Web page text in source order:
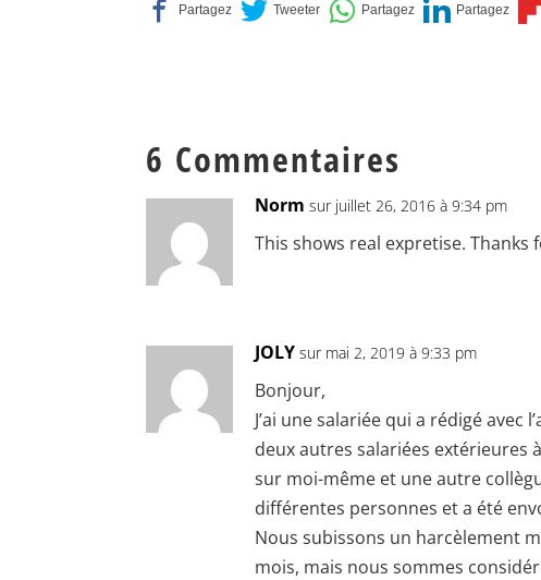
6 Commentaires
Norm sur juillet 26, 2016 à 9:34 pm
This shows real expretise. Thanks
JOLY sur mai 2, 2019 à 9:33 pm
Bonjour,
J’ai une salariée qui a rédigé avec
deux autres salariées
sur moi-même et une autre
différentes personnes et a été
Nous subissons un harcèlement
mois, mais nous sommes